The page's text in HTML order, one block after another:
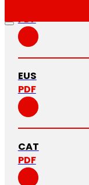
PDF
EUS
PDF
CAT
PDF